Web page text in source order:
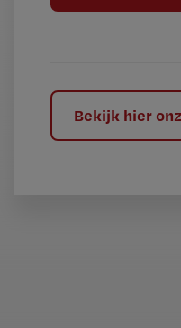
l
Bekijk hier